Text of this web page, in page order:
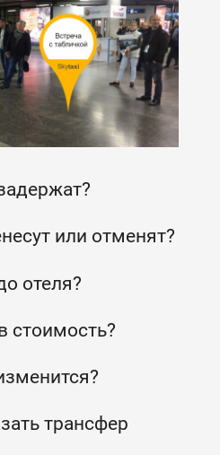
или отменят?
отеля?
стоимость?
трансфер